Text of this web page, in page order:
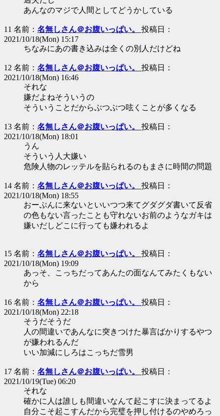
あんなのマジで人間としてどうかしている
11 名前： 名無しさん＠お腹いっぱい。 投稿日：
2021/10/18(Mon) 15:17
ちなみにあの書き込みは全くの別人だけどね
12 名前： 名無しさん＠お腹いっぱい。 投稿日：
2021/10/18(Mon) 16:46
それな
嫌だよねそういうの
そういうことだからぶつぶつ呟くことが多くなる
13 名前： 名無しさん＠お腹いっぱい。 投稿日：
2021/10/18(Mon) 18:01
うん
そういう人大嫌い
危険人物のレッテルを貼られるのもまさに時間の問題
14 名前： 名無しさん＠お腹いっぱい。 投稿日：
2021/10/18(Mon) 18:55
おーぷんに来ないといいつつ来てグダグダ書いて反省
の色もない言ったことも守れないお前のようなガキは
嫌いだしどこに行っても嫌われるよ
15 名前： 名無しさん＠お腹いっぱい。 投稿日：
2021/10/18(Mon) 19:09
あっそ、こっちだってあんたの面なんてみたくもない
から
16 名前： 名無しさん＠お腹いっぱい。 投稿日：
2021/10/18(Mon) 22:18
そうだそうだ
人の間違いであんなに突きつけた暴言ばかりするやつ
が嫌われるんだ
いい加減にしろはこっちだ雪男
17 名前： 名無しさん＠お腹いっぱい。 投稿日：
2021/10/19(Tue) 06:20
それな
確かに人は誰しも間違いなんて起こすに決まってるよ
自分こそ起こすんだから完璧を押し付けるのやめろっ